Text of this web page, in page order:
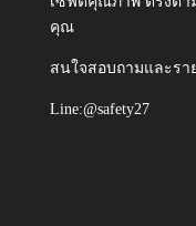
คุณ
สนใจสอบถามและรา
Line:@safety27